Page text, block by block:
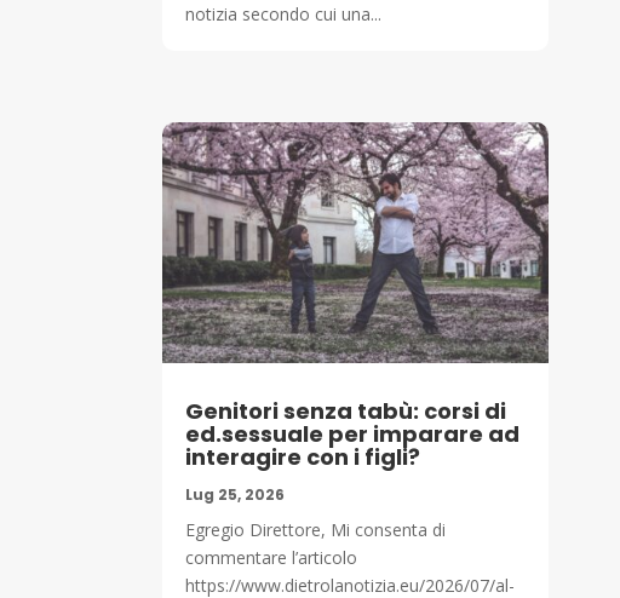
notizia secondo cui una...
Genitori senza tabù: corsi di
ed.sessuale per imparare ad
interagire con i figli?
Lug 25, 2026
Egregio Direttore, Mi consenta di
commentare l’articolo
https://www.dietrolanotizia.eu/2026/07/al-